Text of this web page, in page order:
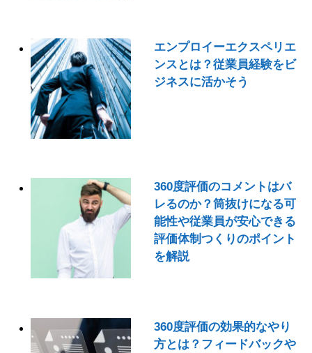
エンプロイーエクスペリエ
ンスとは？従業員経験をビ
ジネスに活かそう
360度評価のコメントはバ
レるのか？筒抜けになる可
能性や従業員が安心できる
評価体制つくりのポイント
を解説
360度評価の効果的なやり
方とは？フィードバックや